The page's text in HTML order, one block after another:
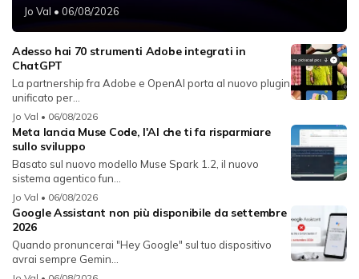
Jo Val • 06/08/2026
Adesso hai 70 strumenti Adobe integrati in
ChatGPT
La partnership fra Adobe e OpenAI porta al nuovo plugin
unificato per...
Jo Val • 06/08/2026
Meta lancia Muse Code, l'AI che ti fa risparmiare
sullo sviluppo
Basato sul nuovo modello Muse Spark 1.2, il nuovo
sistema agentico fun...
Jo Val • 06/08/2026
Google Assistant non più disponibile da settembre
2026
Quando pronuncerai "Hey Google" sul tuo dispositivo
avrai sempre Gemin...